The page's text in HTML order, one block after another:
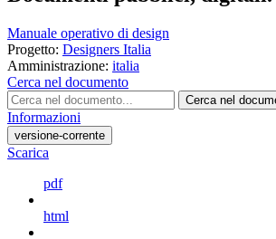
Manuale operativo di design
Progetto: Designers Italia
Amministrazione: italia
Cerca nel documento
Cerca nel
Informazioni
versione-corrente
Scarica
pdf
html